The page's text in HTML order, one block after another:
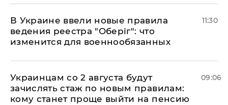
В Украине ввели новые правила
ведения реестра "Оберіг": что
изменится для военнообязанных
11:30
Украинцам со 2 августа будут
зачислять стаж по новым правилам:
кому станет проще выйти на пенсию
09:06